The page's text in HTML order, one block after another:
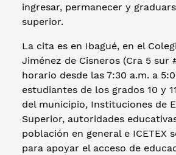
ingresar, permanecer y
superior.
La cita es en Ibagué, en el
Jiménez de Cisneros (Cra 5 sur
horario desde las 7:30 a.m. a
estudiantes de los grados 10 y
del municipio, Instituciones de
Superior, autoridades
población en general e ICETEX
para apoyar el acceso de